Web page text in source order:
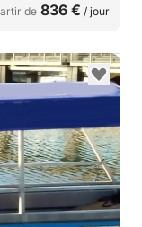
de 836 € / jour